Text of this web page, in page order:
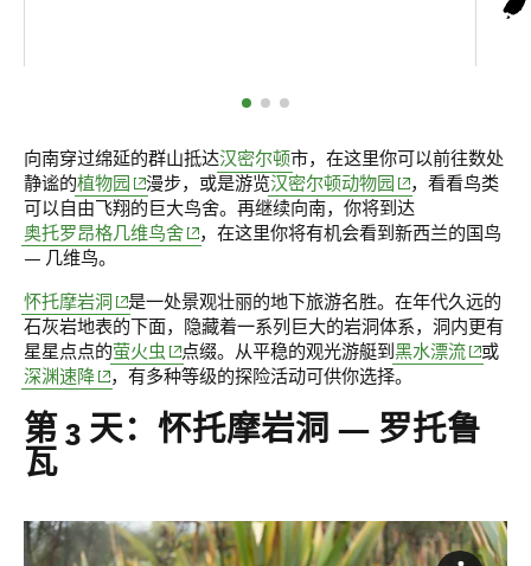
向南穿过绵延的群山抵达汉密尔顿市，在这里你可以前往数处
静谧的植物园 (opens in new window)
漫步，或是游览汉密尔顿动物园 (opens in new
，看看鸟类
可以自由飞翔的巨大鸟舍。再继续向南，你将到达
奥托罗昂格几维鸟舍(opens in new window)
，在这里你将有机会看到新西兰的国鸟
— 几维鸟。
怀托摩岩洞 (opens in new window)
是一处景观壮丽的地下旅游名胜。在年代久远的
石灰岩地表的下面，隐藏着一系列巨大的岩洞体系，洞内更有
星星点点的萤火虫 (opens in new window)
点缀。从平稳的观光游艇到 黑水漂流(opens
或
深渊速降(opens in new window)
，有多种等级的探险活动可供你选择。
第 3 天：怀托摩岩洞 — 罗托鲁
瓦